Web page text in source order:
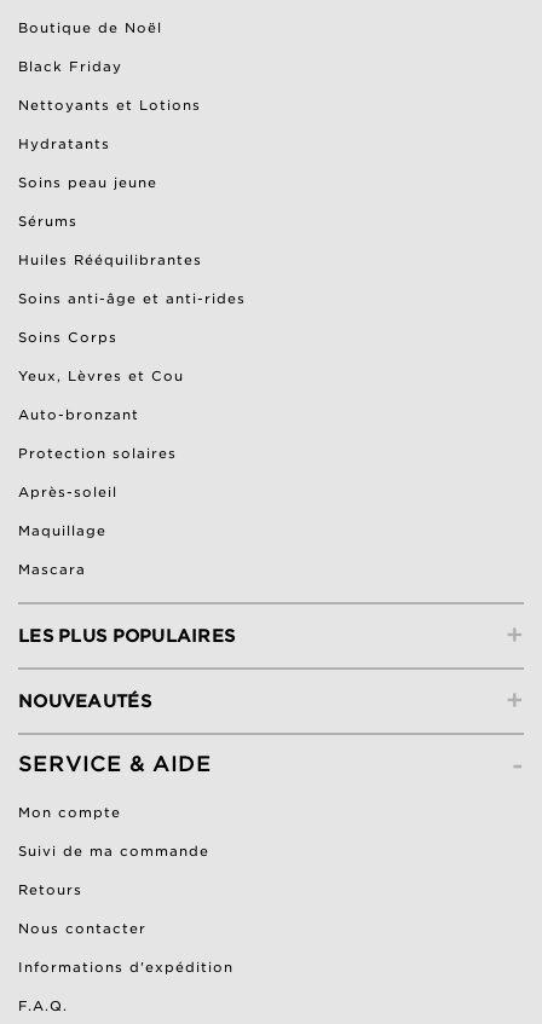
Boutique de Noël
Black Friday
Nettoyants et Lotions
Hydratants
Soins peau jeune
Sérums
Huiles Rééquilibrantes
Soins anti-âge et anti-rides
Soins Corps
Yeux, Lèvres et Cou
Auto-bronzant
Protection solaires
Après-soleil
Maquillage
Mascara
+
LES PLUS POPULAIRES
+
NOUVEAUTÉS
-
SERVICE & AIDE
Mon compte
Suivi de ma commande
Retours
Nous contacter
Informations d'expédition
F.A.Q.